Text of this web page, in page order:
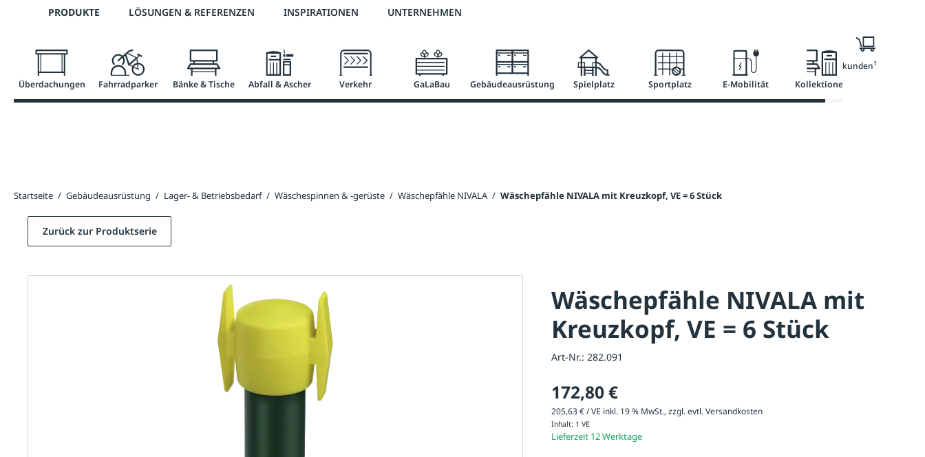
Zur Hauptnavigation springen
Telefon: 0800 / 100 49 02 2 % Vorkassen-Skonto versandkostenfrei ab 50 €
PRODUKTE LÖSUNGEN & REFERENZEN INSPIRATIONEN UNTERNEHMEN
Überdachungen Fahrradparker Bänke & Tische Abfall & Ascher Verkehr GaLaBau Gebäudeausrüstung Spielplatz Sportplatz E-Mobilität Kollektionen
Nur für Geschäftskunden1
Startseite / Gebäudeausrüstung / Lager- & Betriebsbedarf / Wäschespinnen & -gerüste / Wäschepfähle NIVALA / Wäschepfähle NIVALA mit Kreuzkopf, VE = 6 Stück
Wäschepfähle NIVALA mit
Kreuzkopf, VE = 6 Stück
Art-Nr.: 282.091
172,80 €
205,63 € / VE inkl. 19 % MwSt., zzgl. evtl.Versandkosten
Inhalt: 1 VE
Lieferzeit 12 Werktage
Zurück zur Produktserie